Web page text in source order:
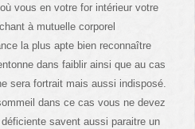
vous en votre for intérieur votre
à mutuelle corporel
la plus apte bien reconnaître
dans faiblir ainsi que au cas
sera fortrait mais aussi indisposé.
dans ce cas vous ne devez
savent aussi paraitre un